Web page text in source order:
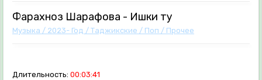
Фарахноз Шарафова - Ишки ту
Музыка / 2023- Год / Таджикские / Поп / Прочее
Длительность: 00:03:41